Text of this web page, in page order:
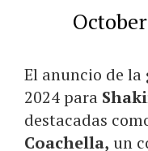
El anuncio de
2024 para
destacadas
Coachella, un